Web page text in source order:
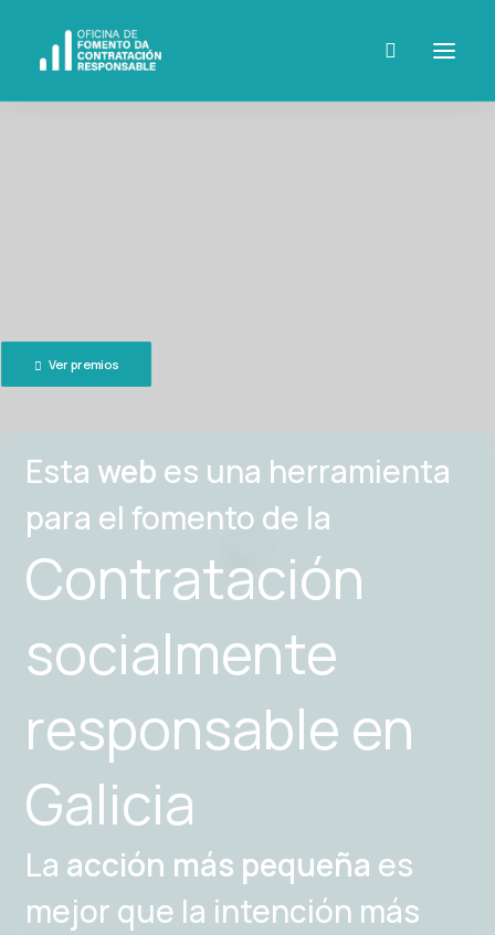
Ver premios
Esta web es una herramienta
para el fomento de la
Contratación
socialmente
responsable en
Galicia
La acción más pequeña es
mejor que la intención más